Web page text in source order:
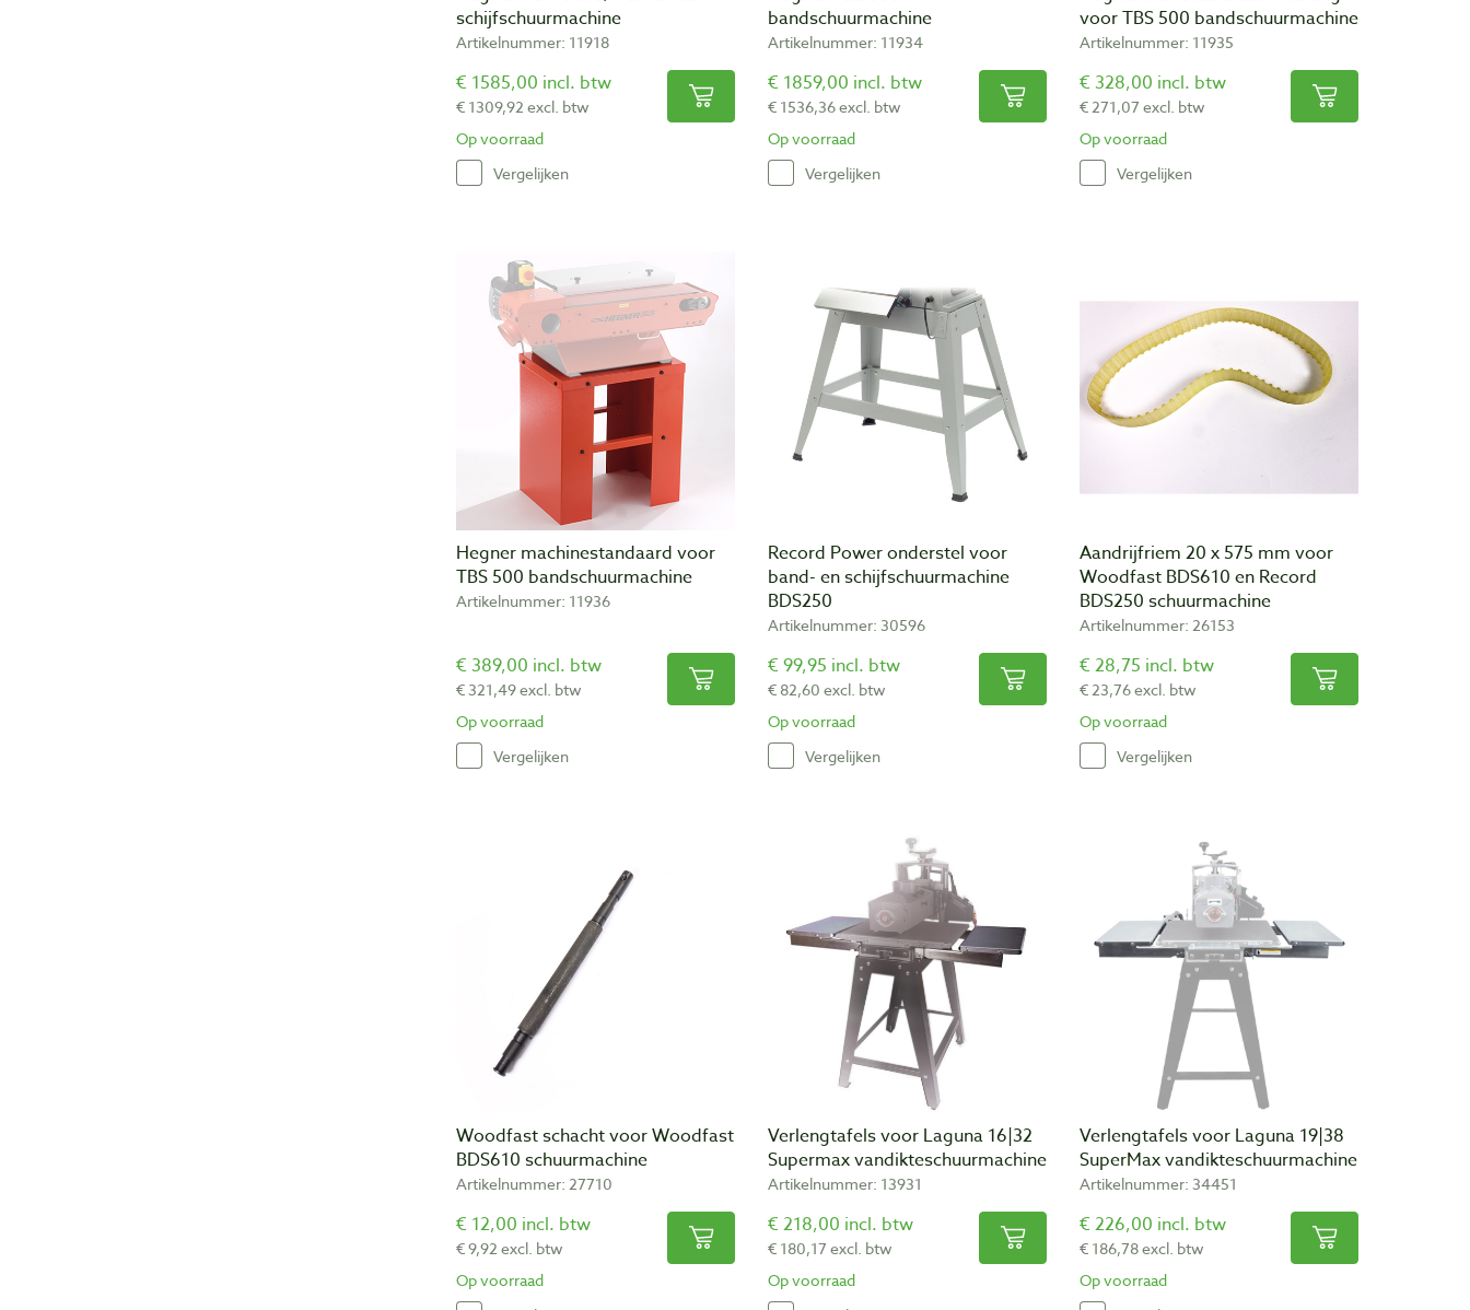
schijfschuurmachine
Artikelnummer: 11918
€ 1585,00 incl. btw
€ 1309,92 excl. btw
Op voorraad
Vergelijken
bandschuurmachine
Artikelnummer: 11934
€ 1859,00 incl. btw
€ 1536,36 excl. btw
Op voorraad
Vergelijken
voor TBS 500 bandschuurmachine
Artikelnummer: 11935
€ 328,00 incl. btw
€ 271,07 excl. btw
Op voorraad
Vergelijken
Hegner machinestandaard voor
TBS 500 bandschuurmachine
Artikelnummer: 11936
€ 389,00 incl. btw
€ 321,49 excl. btw
Op voorraad
Vergelijken
Record Power onderstel voor
band- en schijfschuurmachine
BDS250
Artikelnummer: 30596
€ 99,95 incl. btw
€ 82,60 excl. btw
Op voorraad
Vergelijken
Aandrijfriem 20 x 575 mm voor
Woodfast BDS610 en Record
BDS250 schuurmachine
Artikelnummer: 26153
€ 28,75 incl. btw
€ 23,76 excl. btw
Op voorraad
Vergelijken
Woodfast schacht voor Woodfast
BDS610 schuurmachine
Artikelnummer: 27710
€ 12,00 incl. btw
€ 9,92 excl. btw
Op voorraad
Verlengtafels voor Laguna 16|32
Supermax vandikteschuurmachine
Artikelnummer: 13931
€ 218,00 incl. btw
€ 180,17 excl. btw
Op voorraad
Verlengtafels voor Laguna 19|38
SuperMax vandikteschuurmachine
Artikelnummer: 34451
€ 226,00 incl. btw
€ 186,78 excl. btw
Op voorraad